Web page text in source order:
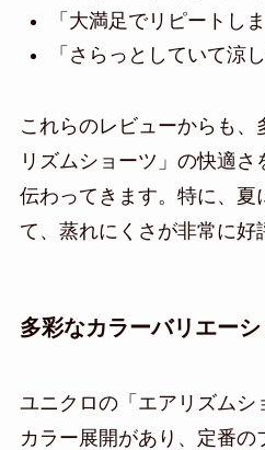
「大満足でリピートしま
「さらっとしていて涼し
これらのレビューからも、
リズムショーツ」の快適
伝わってきます。特に、夏
て、蒸れにくさが非常に好
多彩なカラーバリエー
ユニクロの「エアリズムシ
カラー展開があり、定番